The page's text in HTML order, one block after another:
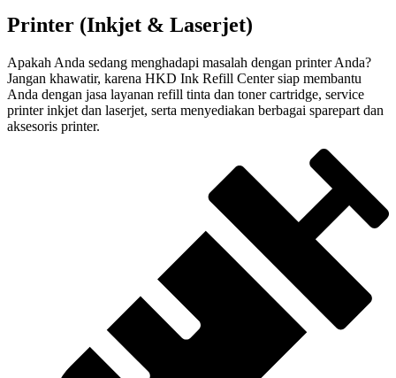
Printer (Inkjet & Laserjet)
Apakah Anda sedang menghadapi masalah dengan printer Anda?
Jangan khawatir, karena HKD Ink Refill Center siap membantu
Anda dengan jasa layanan refill tinta dan toner cartridge, service
printer inkjet dan laserjet, serta menyediakan berbagai sparepart dan
aksesoris printer.